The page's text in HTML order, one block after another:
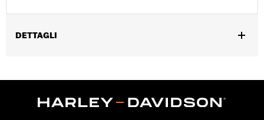
DETTAGLI
Venduti singolarmente:Coppia